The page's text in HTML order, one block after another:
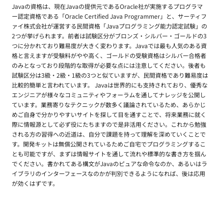
Javaの資格は、現在Javaの提供元であるOracle社が実施するプログラマ
ー認定資格である「Oracle Certified Java Programmer」と、サーティフ
ァイ株式会社が運営する民間資格「Javaプログラミング能力認定試験」の
2つが挙げられます。前者は試験区分がブロンズ・シルバー・ゴールドの3
つに分かれており難易度が大きく変わります。Javaでは最も人気のある資
格と言えますが受験料がやや高く、ゴールドの受験資格はシルバー合格者
のみとなっており段階的な取得が必要な点には注意してください。後者も
試験区分は3級・2級・1級の3つと似ていますが、民間資格であり難易度は
比較的簡単と言われています。 Javaは世界的にも支持されており、優秀な
エンジニアが様々なコミュニティやフォーラムを通してナレッジを公開し
ています。業務寄りなテクニックが数多く議論されているため、あらかじ
めご自身で分かりやすいサイトを探して目を通すことで、将来業務に就く
際に情報源として必ず役にたちますので是非活用ください。これから勉強
される方の習得への近道は、自分で課題を持って理解を深めていくことで
す。開発キットは無償公開されているためご自宅でプログラミングするこ
とも可能ですが、まずは情報サイトを通して流れや標準的な書き方を掴ん
でください。書かれてある構文がJavaのピュアな命令なのか、あるいはラ
イブラリのインターフェースなのかが判別できるようになれば、後は応用
が効くはずです。